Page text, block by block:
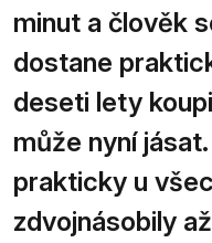
minut a člověk
dostane
deseti lety
může nyní
prakticky u
zdvojnásobily